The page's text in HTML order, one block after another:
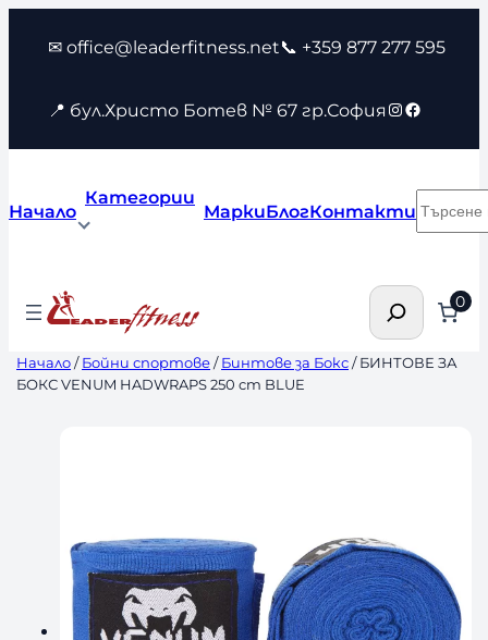
съдържанието
✉ office@leaderfitness.net📞 +359 877 277 595
📍 бул.Христо Ботев № 67 гр.София Instagram
Facebook
Начало
Категории
МаркиБлогКонтакти
Търсене 0
Начало/Бойни спортове/Бинтове за Бокс/ БИНТОВЕ ЗА
БОКС VENUM HADWRAPS 250 cm BLUE